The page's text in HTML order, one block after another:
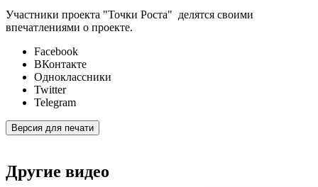
Участники проекта "Точки Роста" делятся своими
впечатлениями о проекте.
Facebook
ВКонтакте
Одноклассники
Twitter
Telegram
Версия для печати
Другие видео